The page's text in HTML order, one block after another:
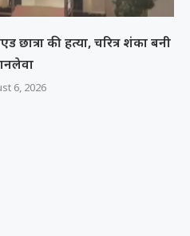
छात्रा की हत्या, चरित्र शंका बनी
6, 2026